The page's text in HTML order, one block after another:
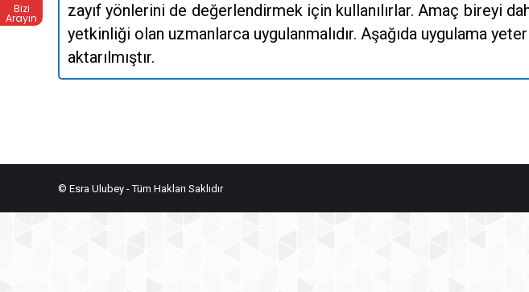
zayıf yönlerini de değerlendirmek için kullanılırlar. Amaç bireyi
yetkinliği olan uzmanlarca uygulanmalıdır. Aşağıda uygulama
aktarılmıştır.
© Esra Ulubey - Tüm Hakları Saklıdır
Bizi
Arayın